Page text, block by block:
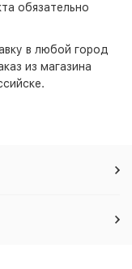
обязательно
в любой город
из магазина